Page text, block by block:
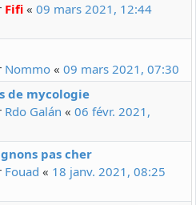
Fifi « 09 mars 2021, 12:44
Nommo « 09 mars 2021, 07:30
de mycologie
Rdo Galán « 06 févr. 2021,
pas cher
Fouad « 18 janv. 2021, 08:25